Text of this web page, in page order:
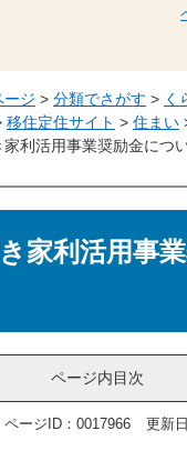
ージ > 分類でさがす > く
移住定住サイト > 住まい
家利活用事業奨励金につ
家利活用事
ページ内目次
ページID：0017966 更新